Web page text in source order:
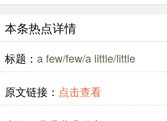
本条热点详情
标题： a few/few/a little/little
原文链接： 点击查看